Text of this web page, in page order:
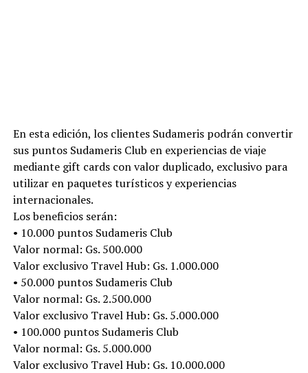
En esta edición, los clientes Sudameris podrán convertir
sus puntos Sudameris Club en experiencias de viaje
mediante gift cards con valor duplicado, exclusivo para
utilizar en paquetes turísticos y experiencias
internacionales.
Los beneficios serán:
• 10.000 puntos Sudameris Club
Valor normal: Gs. 500.000
Valor exclusivo Travel Hub: Gs. 1.000.000
• 50.000 puntos Sudameris Club
Valor normal: Gs. 2.500.000
Valor exclusivo Travel Hub: Gs. 5.000.000
• 100.000 puntos Sudameris Club
Valor normal: Gs. 5.000.000
Valor exclusivo Travel Hub: Gs. 10.000.000